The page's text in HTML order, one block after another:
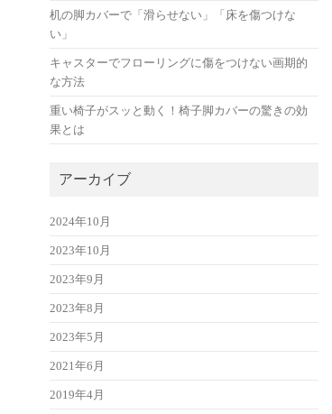
机の脚カバーで「滑らせない」「床を傷つけな
い」
キャスターでフローリングに傷をつけない画期的
な方法
重い椅子がスッと動く！椅子脚カバーの驚きの効
果とは
アーカイブ
2024年10月
2023年10月
2023年9月
2023年8月
2023年5月
2021年6月
2019年4月